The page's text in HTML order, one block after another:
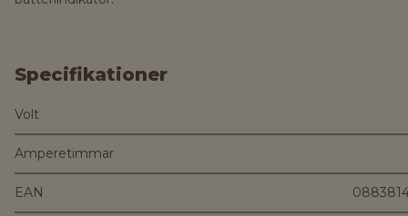
Specifikationer
Volt
Amperetimmar
EAN